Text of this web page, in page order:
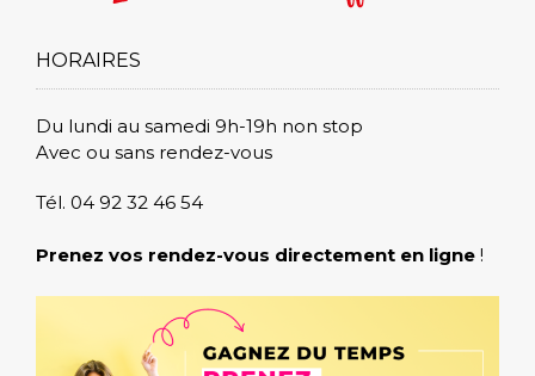
HORAIRES
Du lundi au samedi 9h-19h non stop
Avec ou sans rendez-vous
Tél. 04 92 32 46 54
Prenez vos rendez-vous directement en ligne !